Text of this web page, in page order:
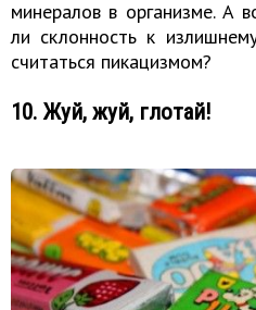
минералов в организме. А
ли склонность к
считаться пикацизмом?
10. Жуй, жуй, глотай!